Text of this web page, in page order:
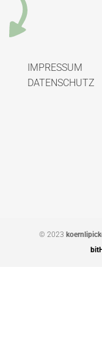
IMPRESSUM
DATENSCHUTZ
© 2023